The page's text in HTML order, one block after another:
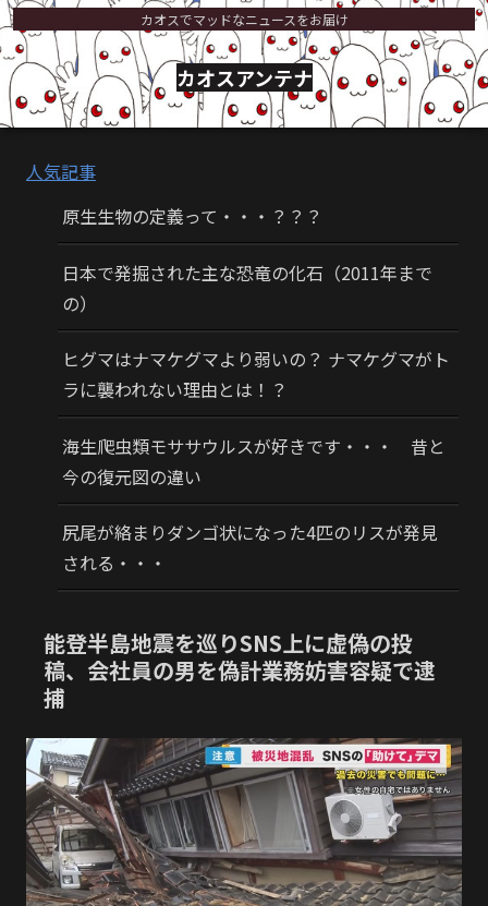
カオスでマッドなニュースをお届け
カオスアンテナ
人気記事
原生生物の定義って・・・？？？
日本で発掘された主な恐竜の化石（2011年まで
の）
ヒグマはナマケグマより弱いの？ ナマケグマがト
ラに襲われない理由とは！？
海生爬虫類モササウルスが好きです・・・ 昔と
今の復元図の違い
尻尾が絡まりダンゴ状になった4匹のリスが発見
される・・・
能登半島地震を巡りSNS上に虚偽の投
稿、会社員の男を偽計業務妨害容疑で逮
捕